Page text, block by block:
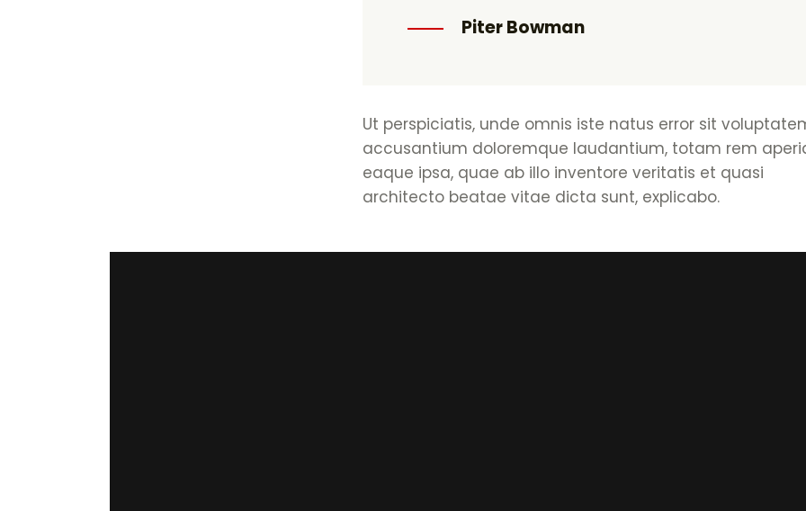
Piter Bowman
Ut perspiciatis, unde omnis iste natus error sit
accusantium doloremque laudantium, totam rem
eaque ipsa, quae ab illo inventore veritatis et quasi
architecto beatae vitae dicta sunt, explicabo.